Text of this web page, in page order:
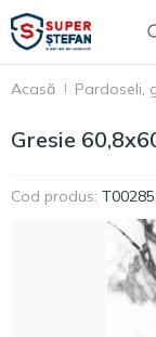
Acasă Pardoseli,
Gresie
Cod produs: T00285